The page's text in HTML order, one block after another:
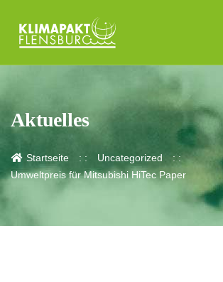
Aktuelles
Startseite
Uncategorized
Umweltpreis für Mitsubishi HiTec Paper